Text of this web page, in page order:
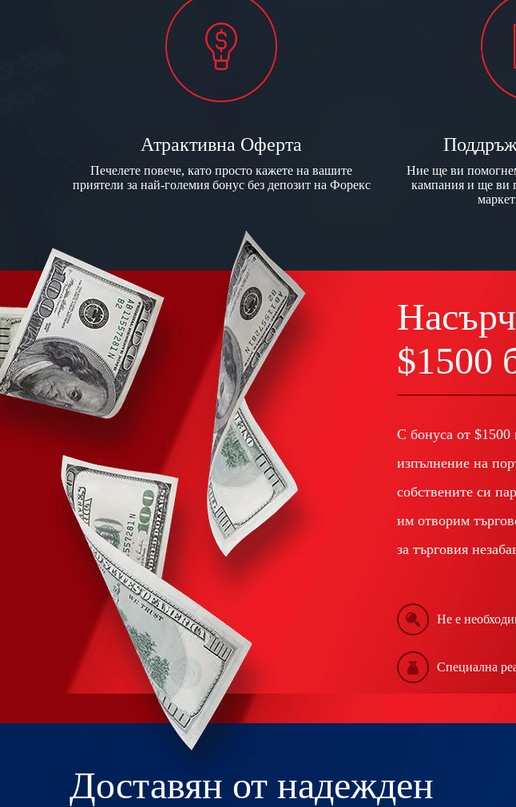
Атрактивна Оферта
Печелете повече, като просто кажете на вашите
приятели за най-големия бонус без депозит на Форекс
Ние ще ви
кампания и ще ви
$1500
С бонуса от $1500
изпълнение на
собствените си
им отворим
за търговия
Не е
Специална
Доставян от надежден